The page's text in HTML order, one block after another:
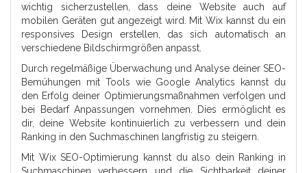
wichtig sicherzustellen, dass deine Website auch auf
mobilen Geräten gut angezeigt wird. Mit Wix kannst du ein
responsives Design erstellen, das sich automatisch an
verschiedene Bildschirmgrößen anpasst.
Durch regelmäßige Überwachung und Analyse deiner SEO-
Bemühungen mit Tools wie Google Analytics kannst du
den Erfolg deiner Optimierungsmaßnahmen verfolgen und
bei Bedarf Anpassungen vornehmen. Dies ermöglicht es
dir, deine Website kontinuierlich zu verbessern und dein
Ranking in den Suchmaschinen langfristig zu steigern.
Mit Wix SEO-Optimierung kannst du also dein Ranking in